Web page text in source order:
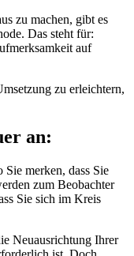
zu machen, gibt es
Das steht für:
auf
zu erleichtern,
an:
merken, dass Sie
zum Beobachter
Sie sich im Kreis
Neuausrichtung Ihrer